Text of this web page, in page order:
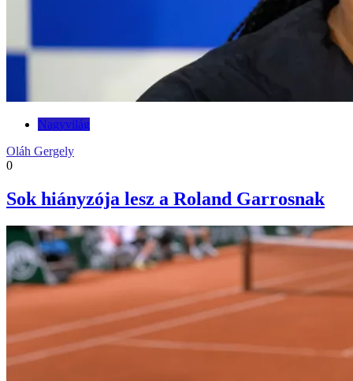
Nagyvilág
Oláh Gergely
0
Sok hiányzója lesz a Roland Garrosnak